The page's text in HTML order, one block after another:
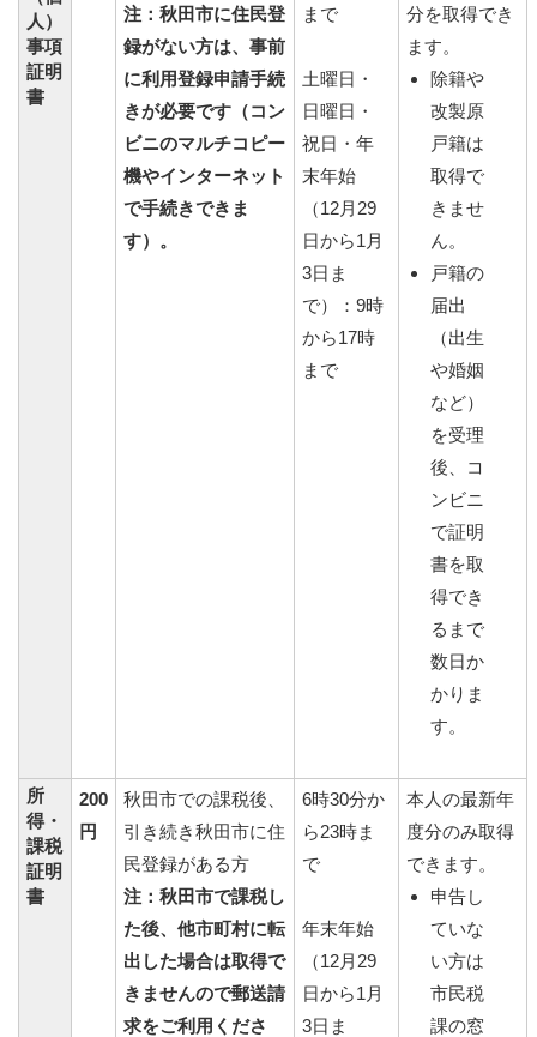
人）
事項
証明
書
注：秋田市に住民登
録がない方は、事前
に利用登録申請手続
きが必要です（コン
ビニのマルチコピー
機やインターネット
で手続きできま
す）。
まで
土曜日・
日曜日・
祝日・年
末年始
（12月29
日から1月
3日ま
で）：9時
から17時
まで
分を取得でき
ます。
除籍や
改製原
戸籍は
取得で
きませ
ん。
戸籍の
届出
（出生
や婚姻
など）
を受理
後、コ
ンビニ
で証明
書を取
得でき
るまで
数日か
かりま
す。
所
得・
課税
証明
書
200
円
秋田市での課税後、
引き続き秋田市に住
民登録がある方
注：秋田市で課税し
た後、他市町村に転
出した場合は取得で
きませんので郵送請
求をご利用くださ
6時30分か
ら23時ま
で
年末年始
（12月29
日から1月
3日ま
本人の最新年
度分のみ取得
できます。
申告し
ていな
い方は
市民税
課の窓